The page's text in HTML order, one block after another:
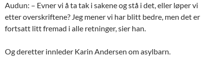
Audun: – Evner vi å ta tak i sakene og stå i det, eller løper vi
etter overskriftene? Jeg mener vi har blitt bedre, men det er
fortsatt litt fremad i alle retninger, sier han.
Og deretter innleder Karin Andersen om asylbarn.